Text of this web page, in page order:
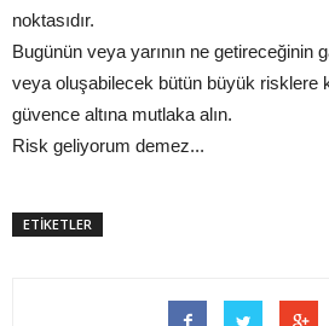
noktasıdır.
Bugünün veya yarının ne getireceğinin
veya oluşabilecek bütün büyük risklere
güvence altına mutlaka alın.
Risk geliyorum demez...
ETİKETLER